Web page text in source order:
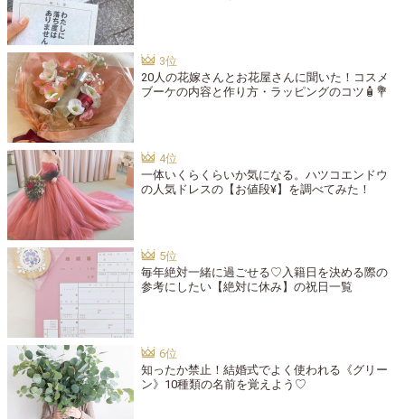
20人の花嫁さんとお花屋さんに聞いた！コスメ
ブーケの内容と作り方・ラッピングのコツ🧴💐
一体いくらくらいか気になる。ハツコエンドウ
の人気ドレスの【お値段¥】を調べてみた！
毎年絶対一緒に過ごせる♡入籍日を決める際の
参考にしたい【絶対に休み】の祝日一覧
知ったか禁止！結婚式でよく使われる《グリー
ン》10種類の名前を覚えよう♡